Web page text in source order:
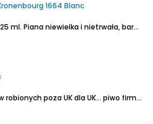
1664 Blanc
ml. Piana niewielka i nietrwała, barwa słomkowo-cytrynowa. Mętne.
Już prawie nie ma piw robionych poza UK dla UK... piwo firmuje Carlsberg Marstons.